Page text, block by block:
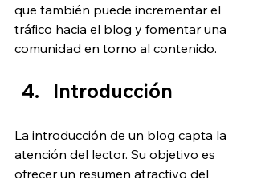
que también puede incrementar el
tráfico hacia el blog y fomentar una
comunidad en torno al contenido.
Introducción
La introducción de un blog capta la
atención del lector. Su objetivo es
ofrecer un resumen atractivo del